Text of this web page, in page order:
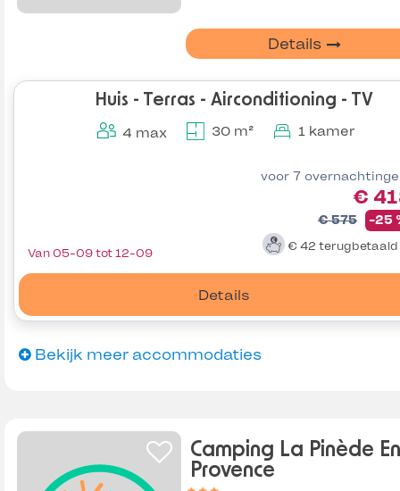
Details
Huis - Terras - Airconditioning - TV
4 max 30 m² 1 kamer
voor 7
€
€ 575 -25
€ 42 terugbetaald
Details
Van 05-09 tot 12-09
Bekijk meer accommodaties
Camping La Pinède En
Provence